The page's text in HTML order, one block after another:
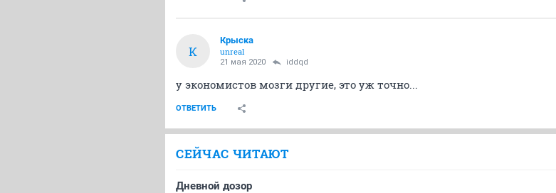
К
Крыска
unreal
21 мая 2020 iddqd
у экономистов мозги другие, это уж точно...
ОТВЕТИТЬ
СЕЙЧАС ЧИТАЮТ
Дневной дозор